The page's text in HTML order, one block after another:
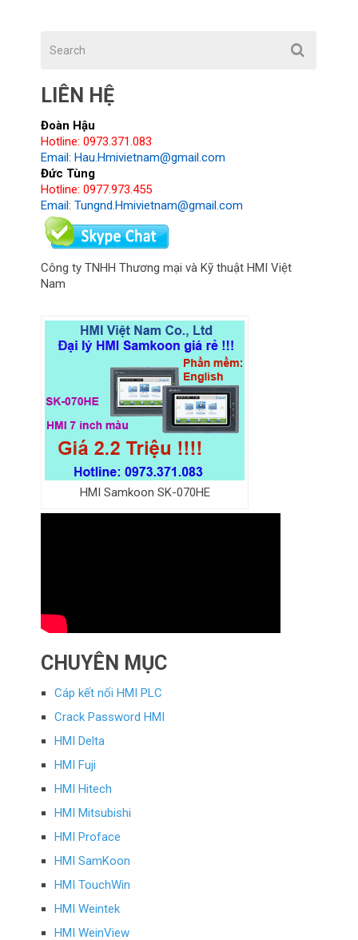
LIÊN HỆ
Đoàn Hậu
Hotline: 0973.371.083
Email: Hau.Hmivietnam@gmail.com
Đức Tùng
Hotline: 0977.973.455
Email: Tungnd.Hmivietnam@gmail.com
Công ty TNHH Thương mại và Kỹ thuật HMI Việt
Nam
HMI Samkoon SK-070HE
CHUYÊN MỤC
Cáp kết nối HMI PLC
Crack Password HMI
HMI Delta
HMI Fuji
HMI Hitech
HMI Mitsubishi
HMI Proface
HMI SamKoon
HMI TouchWin
HMI Weintek
HMI WeinView